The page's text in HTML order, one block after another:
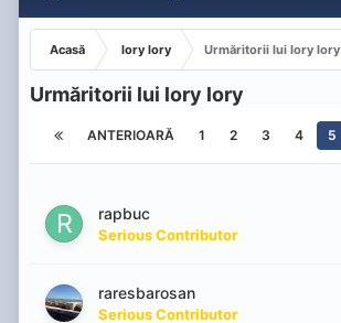
Acasă lory lory Urmăritorii lui lory lory
Urmăritorii lui lory lory
ANTERIOARĂ 1 2 3 4 5
rapbuc
Serious Contributor
raresbarosan
Serious Contributor